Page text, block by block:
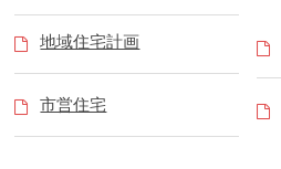
地域住宅計画
市営住宅